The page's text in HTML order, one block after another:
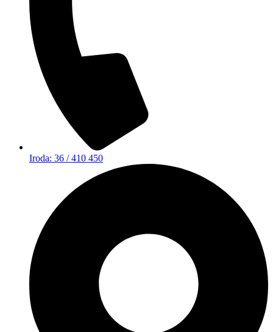
Iroda: 36 / 410 450